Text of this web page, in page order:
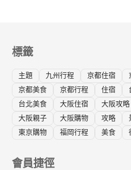
標籤
主題 九州行程 京都住宿
京都美食
京都行程 住宿
台北美食
大阪住宿 大阪攻略
大阪親子
大阪購物 攻略
東京購物
福岡行程 美食
會員捷徑